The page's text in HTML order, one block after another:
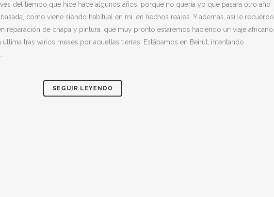
del tiempo que hice hace algunos años, porque no quería yo que pasara otro año
como viene siendo habitual en mi, en hechos reales. Y ademas, así le recuerdo
reparación de chapa y pintura, que muy pronto estaremos haciendo un viaje africano.
última tras varios meses por aquellas tierras. Estábamos en Beirut, intentando
SEGUIR LEYENDO